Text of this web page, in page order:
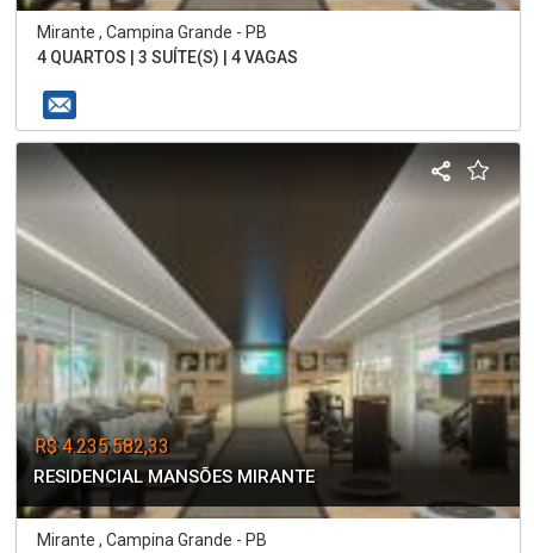
Mirante , Campina Grande - PB
4 QUARTOS | 3 SUÍTE(S) | 4 VAGAS
R$ 4.235.582,33
RESIDENCIAL MANSÕES MIRANTE
Mirante , Campina Grande - PB